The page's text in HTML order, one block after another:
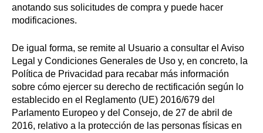
anotando sus solicitudes de compra y puede hacer
modificaciones.
De igual forma, se remite al Usuario a consultar el Aviso
Legal y Condiciones Generales de Uso y, en concreto, la
Política de Privacidad para recabar más información
sobre cómo ejercer su derecho de rectificación según lo
establecido en el Reglamento (UE) 2016/679 del
Parlamento Europeo y del Consejo, de 27 de abril de
2016, relativo a la protección de las personas físicas en